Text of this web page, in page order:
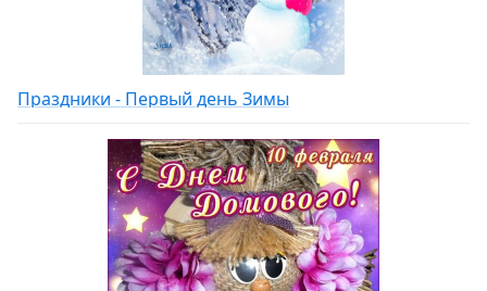
Праздники - Первый день Зимы